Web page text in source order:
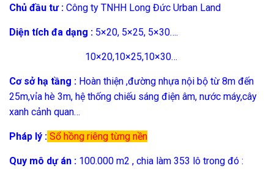
Chủ đầu tư : Công ty TNHH Long Đức Urban Land
Diện tích đa dạng : 5×20, 5×25, 5×30….
10×20,10×25,10×30…
Cơ sở hạ tầng : Hoàn thiện ,đường nhựa nội bộ từ 8m đến
25m,vỉa hè 3m, hệ thống chiếu sáng điện âm, nước máy,cây
xanh cảnh quan…
Pháp lý : Sổ hồng riêng từng nền
Quy mô dự án : 100.000 m2 , chia làm 353 lô trong đó :